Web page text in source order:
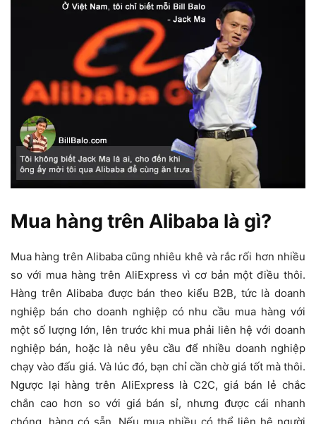
Mua hàng trên Alibaba là gì?
Mua hàng trên Alibaba cũng nhiêu khê và rắc rối hơn nhiều
so với mua hàng trên AliExpress vì cơ bản một điều thôi.
Hàng trên Alibaba được bán theo kiểu B2B, tức là doanh
nghiệp bán cho doanh nghiệp có nhu cầu mua hàng với
một số lượng lớn, lên trước khi mua phải liên hệ với doanh
nghiệp bán, hoặc là nêu yêu cầu để nhiều doanh nghiệp
chạy vào đấu giá. Và lúc đó, bạn chỉ cần chờ giá tốt mà thôi.
Ngược lại hàng trên AliExpress là C2C, giá bán lẻ chắc
chắn cao hơn so với giá bán sỉ, nhưng được cái nhanh